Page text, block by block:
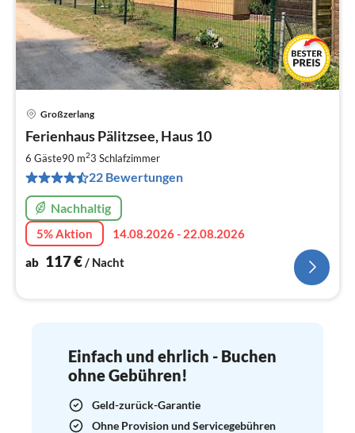
Großzerlang
Ferienhaus Pälitzsee, Haus 10
6 Gäste90 m23 Schlafzimmer
22 Bewertungen
Nachhaltig
5% Aktion
14.08.2026 - 22.08.2026
ab 117€/ Nacht
Einfach und ehrlich - Buchen
ohne Gebühren!
Geld-zurück-Garantie
Ohne Provision und Servicegebühren